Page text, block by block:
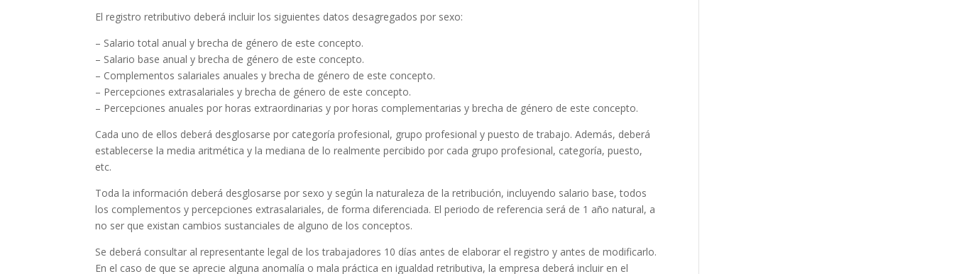
El registro retributivo deberá incluir los siguientes datos desagregados por sexo:
– Salario total anual y brecha de género de este concepto.
– Salario base anual y brecha de género de este concepto.
– Complementos salariales anuales y brecha de género de este concepto.
– Percepciones extrasalariales y brecha de género de este concepto.
– Percepciones anuales por horas extraordinarias y por horas complementarias y brecha de género de este concepto.
Cada uno de ellos deberá desglosarse por categoría profesional, grupo profesional y puesto de trabajo. Además, deberá
establecerse la media aritmética y la mediana de lo realmente percibido por cada grupo profesional, categoría, puesto,
etc.
Toda la información deberá desglosarse por sexo y según la naturaleza de la retribución, incluyendo salario base, todos
los complementos y percepciones extrasalariales, de forma diferenciada. El periodo de referencia será de 1 año natural, a
no ser que existan cambios sustanciales de alguno de los conceptos.
Se deberá consultar al representante legal de los trabajadores 10 días antes de elaborar el registro y antes de modificarlo.
En el caso de que se aprecie alguna anomalía o mala práctica en igualdad retributiva, la empresa deberá incluir en el